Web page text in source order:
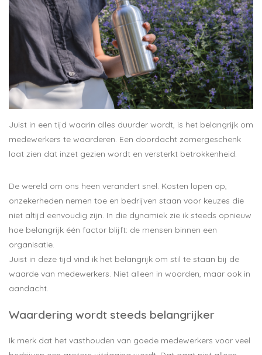
Juist in een tijd waarin alles duurder wordt, is het belangrijk om
medewerkers te waarderen. Een doordacht zomergeschenk
laat zien dat inzet gezien wordt en versterkt betrokkenheid.
De wereld om ons heen verandert snel. Kosten lopen op,
onzekerheden nemen toe en bedrijven staan voor keuzes die
niet altijd eenvoudig zijn. In die dynamiek zie ik steeds opnieuw
hoe belangrijk één factor blijft: de mensen binnen een
organisatie.
Juist in deze tijd vind ik het belangrijk om stil te staan bij de
waarde van medewerkers. Niet alleen in woorden, maar ook in
aandacht.
Waardering wordt steeds belangrijker
Ik merk dat het vasthouden van goede medewerkers voor veel